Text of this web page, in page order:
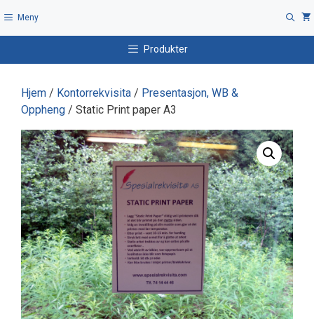
til
Meny
Produkter
Hjem / Kontorrekvisita / Presentasjon, WB &
Oppheng / Static Print paper A3